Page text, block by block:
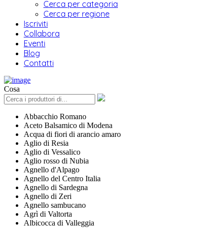
Cerca per categoria
Cerca per regione
Iscriviti
Collabora
Eventi
Blog
Contatti
Cosa
Abbacchio Romano
Aceto Balsamico di Modena
Acqua di fiori di arancio amaro
Aglio di Resia
Aglio di Vessalico
Aglio rosso di Nubia
Agnello d'Alpago
Agnello del Centro Italia
Agnello di Sardegna
Agnello di Zeri
Agnello sambucano
Agrì di Valtorta
Albicocca di Valleggia